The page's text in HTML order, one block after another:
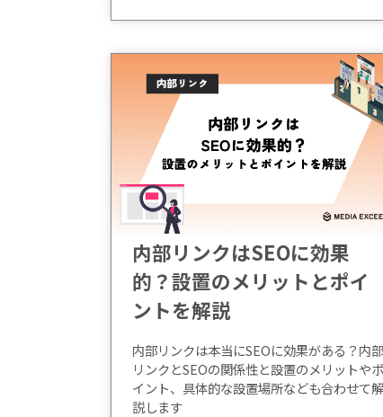
内部リンクはSEOに効果
的？設置のメリットとポイ
ントを解説
内部リンクは本当にSEOに効果がある？内部
リンクとSEOの関係性と設置のメリットやポ
イント、具体的な設置場所なども合わせて解
説します